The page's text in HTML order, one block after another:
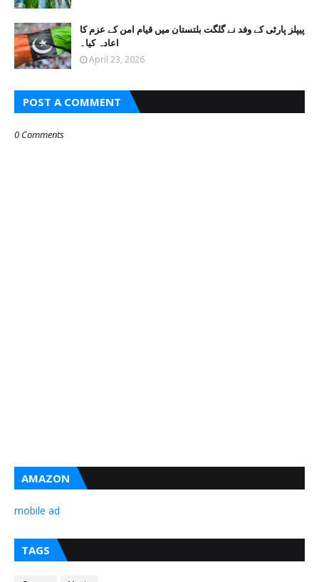
پیپلز پارٹی کے وفد نے گلگت بلتستان میں قیام امن کے عزم کا
اعادہ کیا۔
April 23, 2026
POST A COMMENT
0 Comments
AMAZON
mobile ad
TAGS